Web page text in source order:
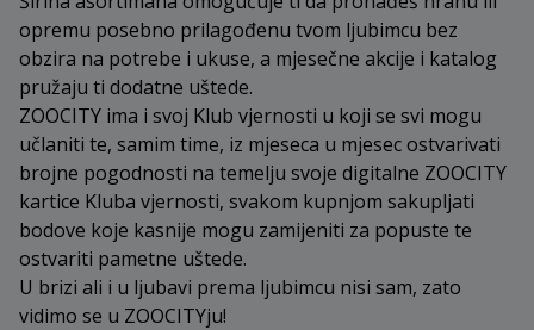
opremu posebno prilagođenu tvom ljubimcu bez
obzira na potrebe i ukuse, a mjesečne akcije i katalog
pružaju ti dodatne uštede.
ZOOCITY ima i svoj Klub vjernosti u koji se svi mogu
učlaniti te, samim time, iz mjeseca u mjesec ostvarivati
brojne pogodnosti na temelju svoje digitalne ZOOCITY
kartice Kluba vjernosti, svakom kupnjom sakupljati
bodove koje kasnije mogu zamijeniti za popuste te
ostvariti pametne uštede.
U brizi ali i u ljubavi prema ljubimcu nisi sam, zato
vidimo se u ZOOCITYju!